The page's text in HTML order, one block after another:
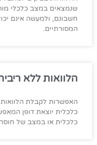
שנמצאים במצב כלכלי
חשבונם, ולמעשה אינם
המסורתיים.
הלוואות ללא
האפשרות לקבלת
כלכלית יוצאת דופן
כלכלית או במצב של חוסר